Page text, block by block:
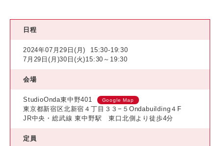
日程
2024年07月29日(月)
15:30-19:30
7月29日(月)30日(火)15:30～19:30
会場
StudioOnda東中野401 Google Map
東京都新宿区北新宿４丁目３３−５Ondabuilding４F
JR中央・総武線 東中野駅 東口北側より徒歩4分
定員